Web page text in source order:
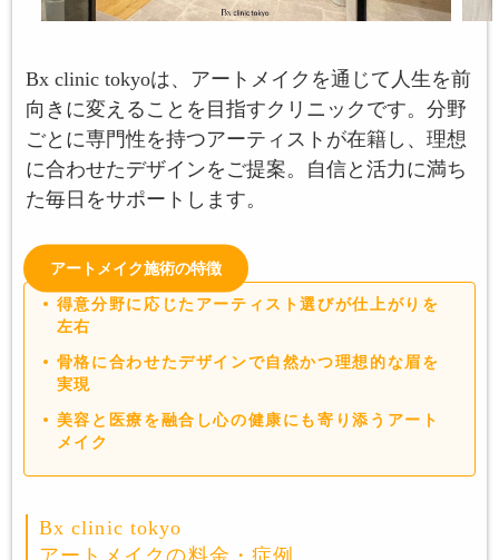
Bx clinic tokyoは、アートメイクを通じて人生を前
向きに変えることを目指すクリニックです。分野
ごとに専門性を持つアーティストが在籍し、理想
に合わせたデザインをご提案。自信と活力に満ち
た毎日をサポートします。
アートメイク施術の特徴
得意分野に応じたアーティスト選びが仕上がりを
左右
骨格に合わせたデザインで自然かつ理想的な眉を
実現
美容と医療を融合し心の健康にも寄り添うアート
メイク
Bx clinic tokyo